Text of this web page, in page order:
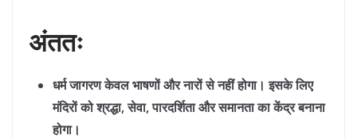
अंततः
धर्म जागरण केवल भाषणों और नारों से नहीं होगा। इसके लिए
मंदिरों को श्रद्धा, सेवा, पारदर्शिता और समानता का केंद्र बनाना
होगा।